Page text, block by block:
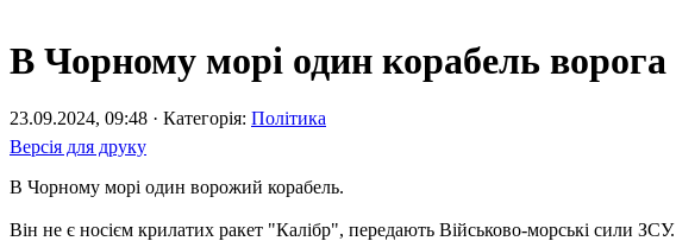
В Чорному морі один корабель ворога
23.09.2024, 09:48 · Категорія: Політика
Версія для друку
В Чорному морі один ворожий корабель.
Він не є носієм крилатих ракет "Калібр", передають Військово-морські сили ЗСУ.